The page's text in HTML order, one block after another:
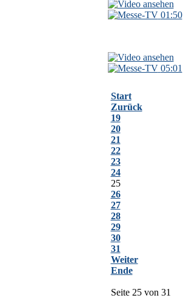
01:50
05:01
Start
Zurück
19
20
21
22
23
24
25
26
27
28
29
30
31
Weiter
Ende
Seite 25 von 31